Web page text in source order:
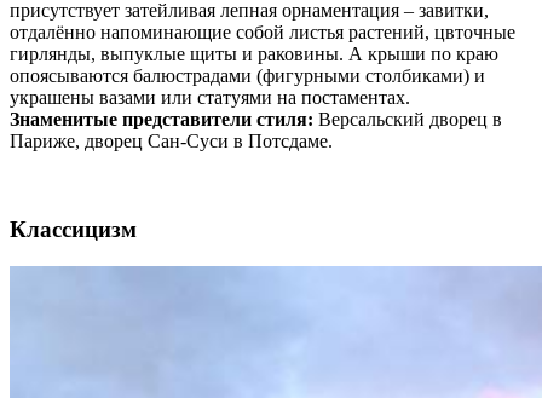
присутствует затейливая лепная орнаментация – завитки,
отдалённо напоминающие собой листья растений, цвточные
гирлянды, выпуклые щиты и раковины. А крыши по краю
опоясываются балюстрадами (фигурными столбиками) и
украшены вазами или статуями на постаментах.
Знаменитые представители стиля: Версальский дворец в
Париже, дворец Сан-Суси в Потсдаме.
Классицизм